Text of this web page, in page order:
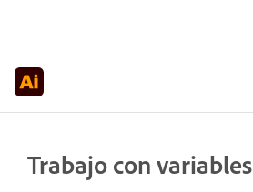
Trabajo con variables